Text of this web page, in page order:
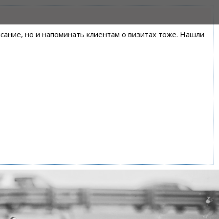
но и напоминать клиентам о визитах тоже. Нашли